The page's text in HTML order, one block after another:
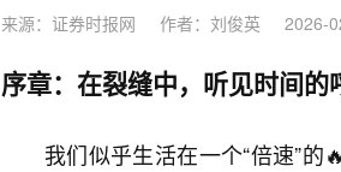
来源：证券时报网 作者：刘俊英 2026-
序章：在裂缝中，听见时间的
我们似乎生活在一个“倍速”